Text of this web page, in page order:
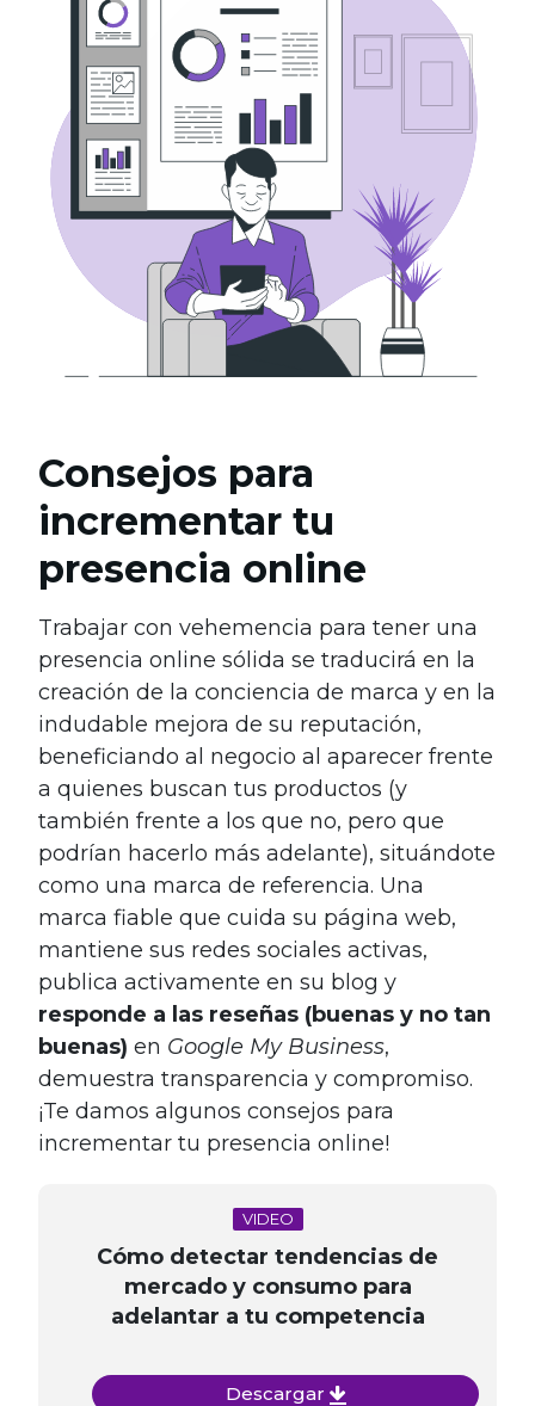
Consejos para
incrementar tu
presencia online
Trabajar con vehemencia para tener una
presencia online sólida se traducirá en la
creación de la conciencia de marca y en la
indudable mejora de su reputación,
beneficiando al negocio al aparecer frente
a quienes buscan tus productos (y
también frente a los que no, pero que
podrían hacerlo más adelante), situándote
como una marca de referencia. Una
marca fiable que cuida su página web,
mantiene sus redes sociales activas,
publica activamente en su blog y
responde a las reseñas (buenas y no tan
buenas) en Google My Business,
demuestra transparencia y compromiso.
¡Te damos algunos consejos para
incrementar tu presencia online!
VIDEO
Cómo detectar tendencias de
mercado y consumo para
adelantar a tu competencia
Descargar